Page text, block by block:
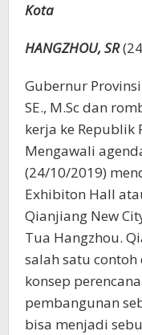
Kota
HANGZHOU, SR
Gubernur
SE., M.Sc dan
kerja ke Republik
Mengawali
(24/10/2019)
Exhibiton Hall
Qianjiang New
Tua Hangzhou.
salah satu
konsep
pembangunan
bisa menjadi